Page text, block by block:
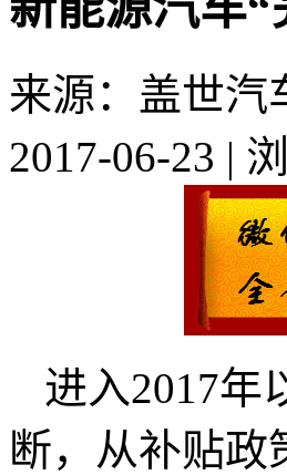
来源：盖世汽
2017-06-23 |
进入2017年
断，从补贴政